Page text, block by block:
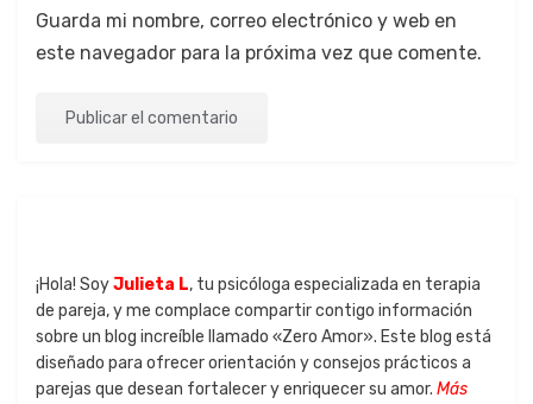
Guarda mi nombre, correo electrónico y web en
este navegador para la próxima vez que comente.
¡Hola! SoyJulieta L, tu psicóloga especializada en terapia
de pareja, y me complace compartir contigo información
sobre un blog increíble llamado «Zero Amor». Este blog está
diseñado para ofrecer orientación y consejos prácticos a
parejas que desean fortalecer y enriquecer su amor. Más